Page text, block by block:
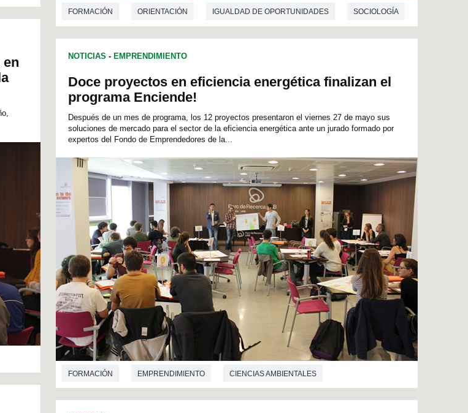
FORMACIÓN ORIENTACIÓN IGUALDAD DE OPORTUNIDADES SOCIOLOGÍA
NOTICIAS - EMPRENDIMIENTO
Doce proyectos en eficiencia energética finalizan el
programa Enciende!
Después de un mes de programa, los 12 proyectos presentaron el viernes 27 de mayo sus
soluciones de mercado para el sector de la eficiencia energética ante un jurado formado por
expertos del Fondo de Emprendedores de la...
FORMACIÓN EMPRENDIMIENTO CIENCIAS AMBIENTALES
INGENIERÍA QUÍMICA